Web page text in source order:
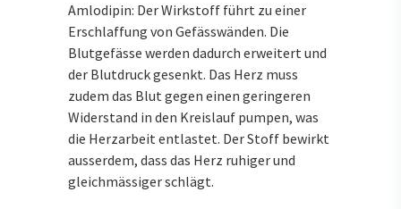
Amlodipin: Der Wirkstoff führt zu einer
Erschlaffung von Gefässwänden. Die
Blutgefässe werden dadurch erweitert und
der Blutdruck gesenkt. Das Herz muss
zudem das Blut gegen einen geringeren
Widerstand in den Kreislauf pumpen, was
die Herzarbeit entlastet. Der Stoff bewirkt
ausserdem, dass das Herz ruhiger und
gleichmässiger schlägt.